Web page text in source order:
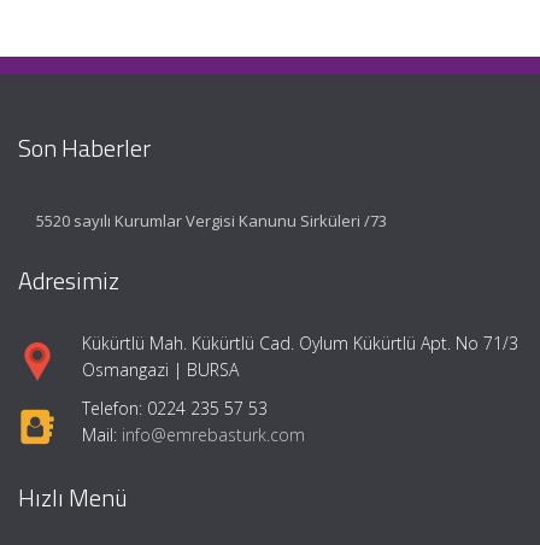
Son Haberler
5520 sayılı Kurumlar Vergisi Kanunu Sirküleri /73
Adresimiz
Kükürtlü Mah. Kükürtlü Cad. Oylum Kükürtlü Apt. No 71/3
Osmangazi | BURSA
Telefon: 0224 235 57 53
Mail: info@emrebasturk.com
Hızlı Menü